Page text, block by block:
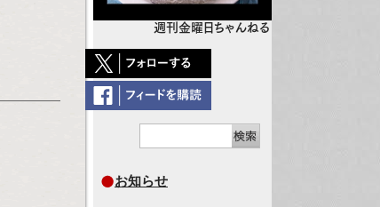
週刊金曜日ちゃんねる
お知らせ